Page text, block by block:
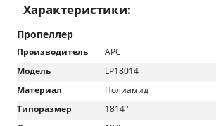
Характеристики:
Пропеллер
Производитель
APC
Модель
LP18014
Материал
Полиамид
Типоразмер
1814 "